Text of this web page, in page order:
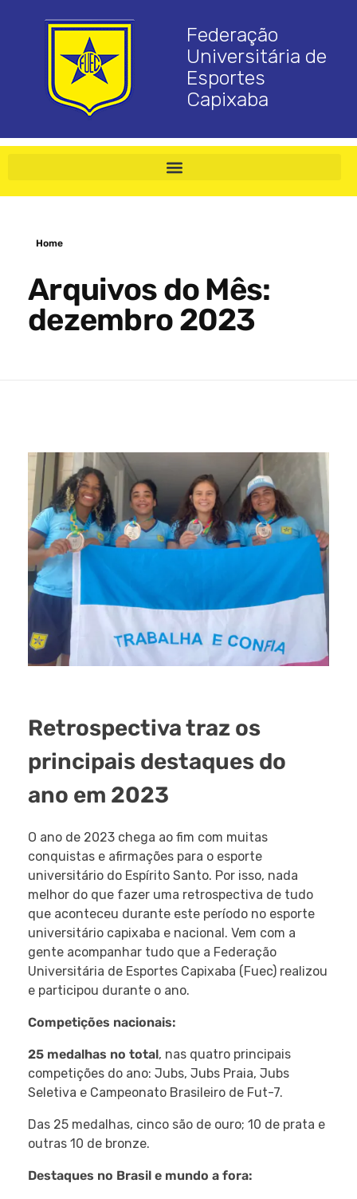
Federação
Universitária de
Esportes
Capixaba
Home
Arquivos do Mês:
dezembro 2023
Retrospectiva traz os
principais destaques do
ano em 2023
O ano de 2023 chega ao fim com muitas
conquistas e afirmações para o esporte
universitário do Espírito Santo. Por isso, nada
melhor do que fazer uma retrospectiva de tudo
que aconteceu durante este período no esporte
universitário capixaba e nacional. Vem com a
gente acompanhar tudo que a Federação
Universitária de Esportes Capixaba (Fuec) realizou
e participou durante o ano.
Competições nacionais:
25 medalhas no total, nas quatro principais
competições do ano: Jubs, Jubs Praia, Jubs
Seletiva e Campeonato Brasileiro de Fut-7.
Das 25 medalhas, cinco são de ouro; 10 de prata e
outras 10 de bronze.
Destaques no Brasil e mundo a fora: